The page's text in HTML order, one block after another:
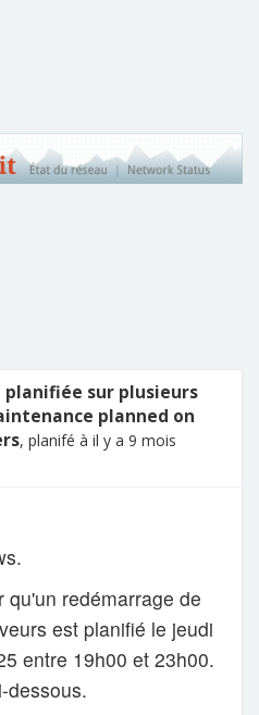
planifiée sur plusieurs
planned on
, planifé à il y a 9 mois
qu'un redémarrage de
est planifié le jeudi
entre 19h00 et 23h00.
dessous.